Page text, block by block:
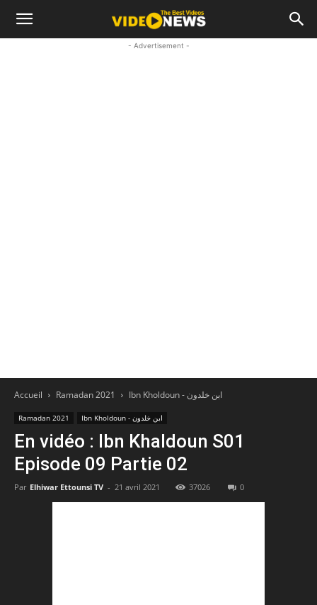
- Advertisement -
Accueil Ramadan 2021 Ibn Kholdoun - ابن خلدون
Ramadan 2021 Ibn Kholdoun - ابن خلدون
En vidéo : Ibn Khaldoun S01
Episode 09 Partie 02
Par Elhiwar Ettounsi TV - 21 avril 2021 37026 0